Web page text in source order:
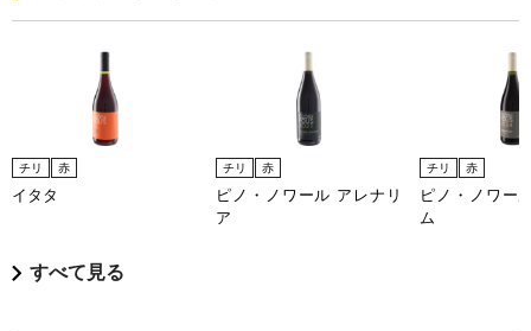
チリ 赤
イタタ
チリ 赤
ピノ・ノワール アレナリ
ア
チリ 赤
ピノ・ノワー
ム
すべて見る